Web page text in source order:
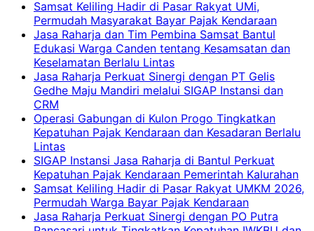
Samsat Keliling Hadir di Pasar Rakyat UMi,
Permudah Masyarakat Bayar Pajak Kendaraan
Jasa Raharja dan Tim Pembina Samsat Bantul
Edukasi Warga Canden tentang Kesamsatan dan
Keselamatan Berlalu Lintas
Jasa Raharja Perkuat Sinergi dengan PT Gelis
Gedhe Maju Mandiri melalui SIGAP Instansi dan
CRM
Operasi Gabungan di Kulon Progo Tingkatkan
Kepatuhan Pajak Kendaraan dan Kesadaran Berlalu
Lintas
SIGAP Instansi Jasa Raharja di Bantul Perkuat
Kepatuhan Pajak Kendaraan Pemerintah Kalurahan
Samsat Keliling Hadir di Pasar Rakyat UMKM 2026,
Permudah Warga Bayar Pajak Kendaraan
Jasa Raharja Perkuat Sinergi dengan PO Putra